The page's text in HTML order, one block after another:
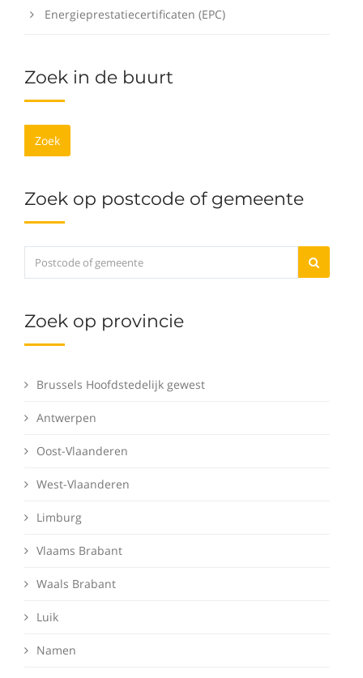
Energieprestatiecertificaten (EPC)
Zoek in de buurt
Zoek
Zoek op postcode of gemeente
Zoek op provincie
Brussels Hoofdstedelijk gewest
Antwerpen
Oost-Vlaanderen
West-Vlaanderen
Limburg
Vlaams Brabant
Waals Brabant
Luik
Namen